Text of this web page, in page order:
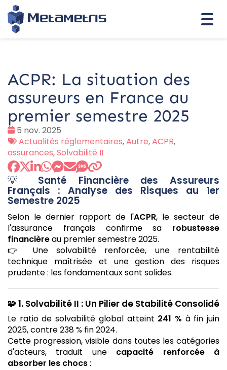
ACPR: La situation des
assureurs en France au
premier semestre 2025
Date
:
5 nov. 2025
Tags
:
Actualités réglementaires,Autre,ACPR,
assurances,Solvabilité II
💡 Santé Financière des Assureurs
Français : Analyse des Risques au 1er
Semestre 2025
Selon le dernier rapport de l'ACPR, le secteur de
l'assurance français confirme sa robustesse
financièreau premier semestre 2025.
👉 Une solvabilité renforcée, une rentabilité
technique maîtrisée et une gestion des risques
prudente : les fondamentaux sont solides.
🧩1. Solvabilité II : Un Pilier de Stabilité Consolidé
Le ratio de solvabilité global atteint 241 % à fin juin
2025, contre 238 % fin 2024.
Cette progression, visible dans toutes les catégories
d'acteurs, traduit une capacité renforcée à
absorber les chocs: